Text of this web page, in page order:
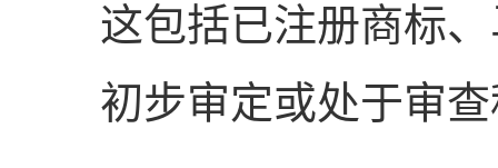
这包括已注册商标
初步审定或处于审